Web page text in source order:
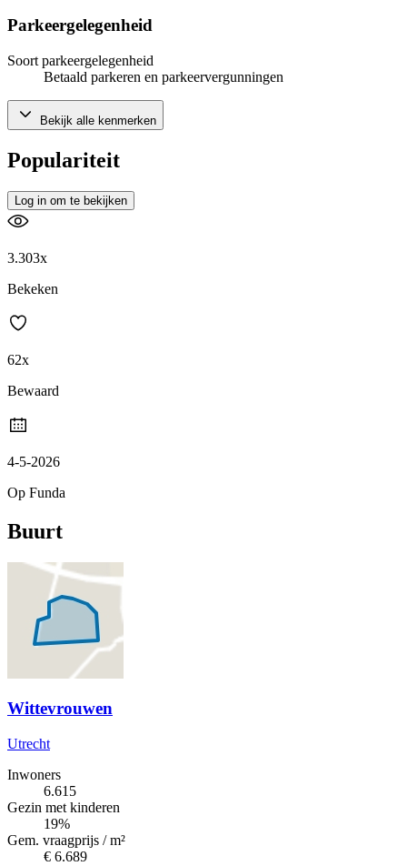
Parkeergelegenheid
Soort parkeergelegenheid
Betaald parkeren en parkeervergunningen
Bekijk alle kenmerken
Populariteit
Log in om te bekijken
3.303x
Bekeken
62x
Bewaard
4-5-2026
Op Funda
Buurt
Wittevrouwen
Utrecht
Inwoners
6.615
Gezin met kinderen
19%
Gem. vraagprijs / m²
€ 6.689